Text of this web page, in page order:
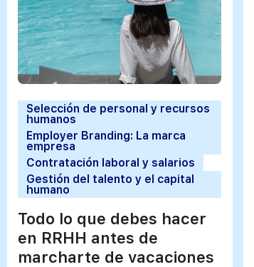
Selección de personal y recursos
humanos
Employer Branding: La marca
empresa
Contratación laboral y salarios
Gestión del talento y el capital
humano
Todo lo que debes hacer
en RRHH antes de
marcharte de vacaciones